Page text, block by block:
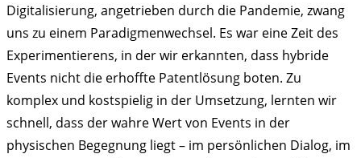
Digitalisierung, angetrieben durch die Pandemie, zwang
uns zu einem Paradigmenwechsel. Es war eine Zeit des
Experimentierens, in der wir erkannten, dass hybride
Events nicht die erhoffte Patentlösung boten. Zu
komplex und kostspielig in der Umsetzung, lernten wir
schnell, dass der wahre Wert von Events in der
physischen Begegnung liegt – im persönlichen Dialog, im